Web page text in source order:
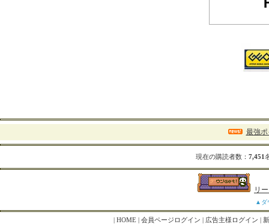
最強
現在の購読者数： 7,451
リ
▲ダ
| HOME | 会員ページログイン | 広告主様ログイン |